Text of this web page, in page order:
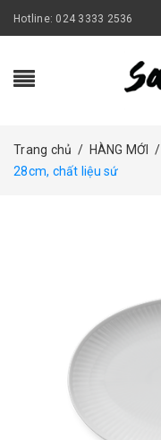
Hotline: 024 3333 2536
Trang chủ / HÀNG MỚI /
28cm, chất liệu sứ